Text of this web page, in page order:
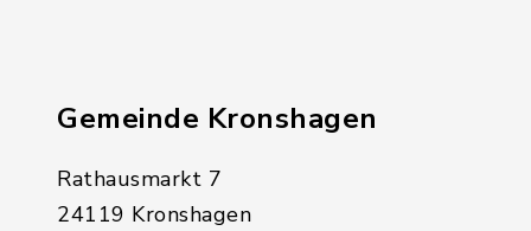
Gemeinde Kronshagen
Rathausmarkt 7
24119 Kronshagen